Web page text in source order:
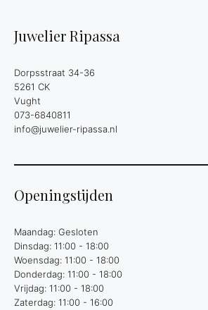
Juwelier Ripassa
Dorpsstraat 34-36
5261 CK
Vught
073-6840811
info@juwelier-ripassa.nl
Openingstijden
Maandag: Gesloten
Dinsdag: 11:00 - 18:00
Woensdag: 11:00 - 18:00
Donderdag: 11:00 - 18:00
Vrijdag: 11:00 - 18:00
Zaterdag: 11:00 - 16:00